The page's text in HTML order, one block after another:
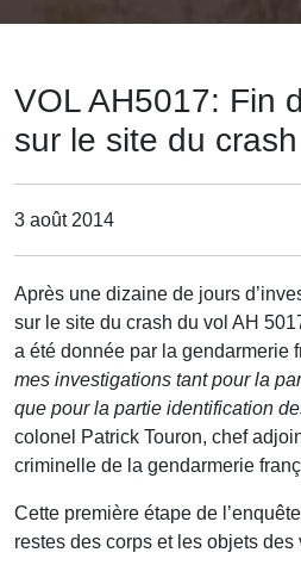
VOL AH5017: Fin
sur le site du crash
3 août 2014
Après une dizaine de jours
sur le site du crash du vol AH
a été donnée par la gendarmerie
mes investigations tant pour la
que pour la partie identification
colonel Patrick Touron, chef
criminelle de la gendarmerie
Cette première étape de
restes des corps et les objets des